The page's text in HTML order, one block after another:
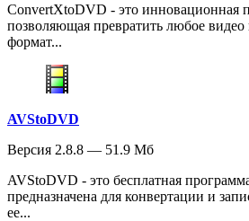
ConvertXtoDVD - это инновационная
позволяющая превратить любое видео
формат...
AVStoDVD
Версия 2.8.8 — 51.9 Мб
AVStoDVD - это бесплатная
предназначена для конвертации и
ее...